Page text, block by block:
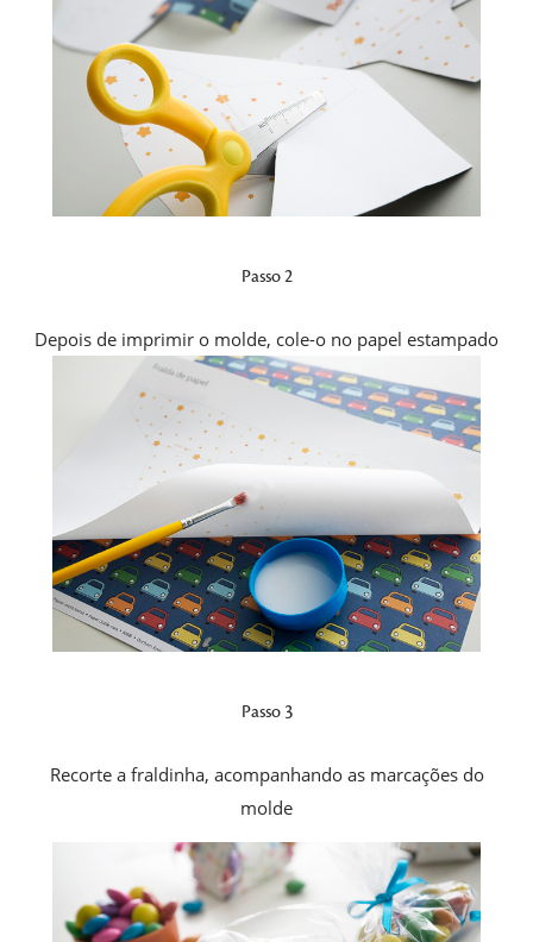
Passo 2
Depois de imprimir o molde, cole-o no papel estampado
Passo 3
Recorte a fraldinha, acompanhando as marcações do
molde